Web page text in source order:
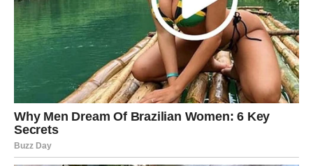
Strelac
Ovo je dan kada vam se vraća optimizam. Posle dužeg
perioda neizvesnosti konačno ćete videti svetlo na kraju
tunela.
Poslovni planovi kreću u dobrom smeru, a moguća su i